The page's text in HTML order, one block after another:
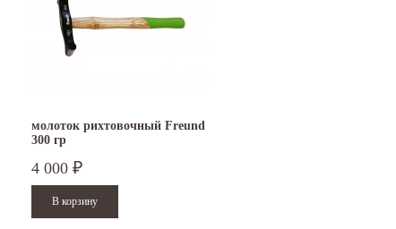
молоток рихтовочный Freund
300 гр
4 000 ₽